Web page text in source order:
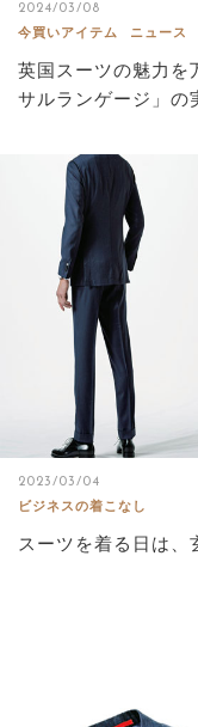
2024/03/08
今買いアイテム
ニュース
英国スーツの魅力を
サルランゲージ」の
2023/03/04
ビジネスの着こなし
スーツを着る日は、